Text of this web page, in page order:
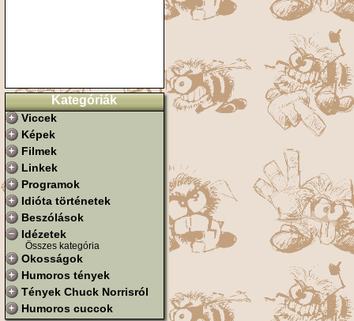
Kategóriák
Viccek
Képek
Filmek
Linkek
Programok
Idióta történetek
Beszólások
Idézetek
Összes kategória
Okosságok
Humoros tények
Tények Chuck Norrisról
Humoros cuccok